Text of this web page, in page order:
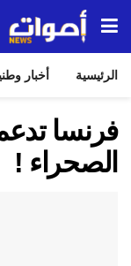
الرئيسية أخبار
فرنسا
الصحراء !